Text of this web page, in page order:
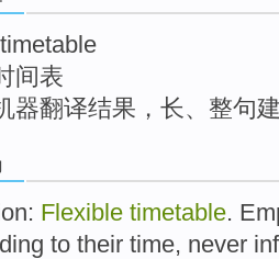
间表
器翻译结果，长、整句
: Flexible timetable.
to their time, never